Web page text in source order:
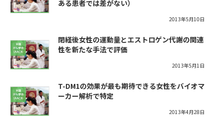
ある患者では差がない）
2013年5月10日
閉経後女性の運動量とエストロゲン代謝の関連
性を新たな手法で評価
2013年5月1日
T-DM1の効果が最も期待できる女性をバイオマ
ーカー解析で特定
2013年4月28日